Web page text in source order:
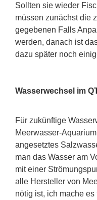
Sollten sie wieder
müssen zunächst die
gegebenen Falls
werden, danach ist
dazu später noch
Wasserwechsel im
Für zukünftige
Meerwasser-
angesetztes
man das Wasser am
mit einer
alle Hersteller von
nötig ist, ich mache es